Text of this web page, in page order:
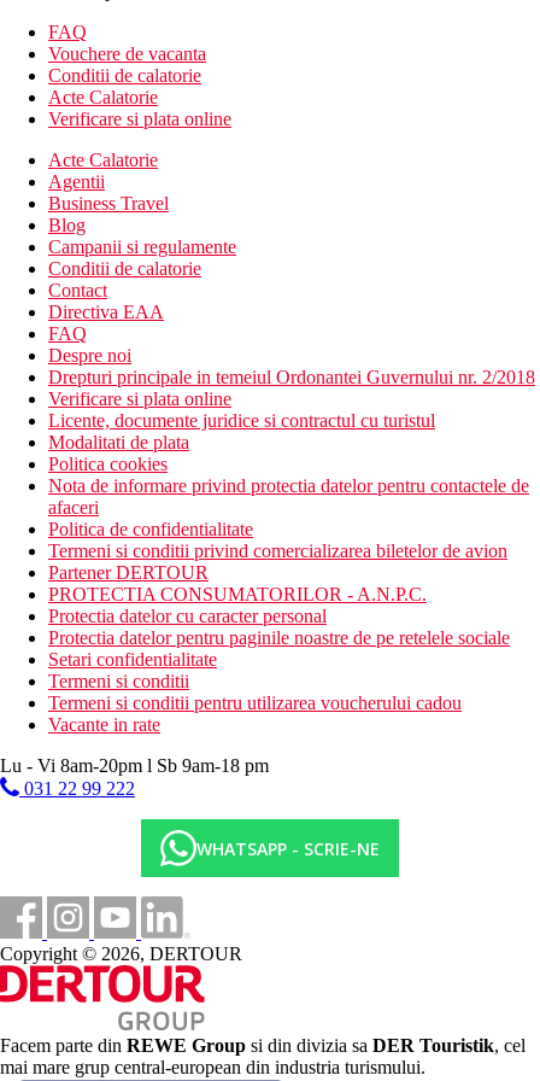
Hotelul dispune de:
hol de intrare cu receptie
125 de camere si apartamente
piscina de pe acoperis
Wellness
2 restaurante si baruri
sali de conferinte
Descrierea plajei
plaja publica este la aproximativ 10 km de hotel
Activitati sportive gratuite
fitness
Activitati sportive contra cost
masaje
tratamente de infrumusetare
Mese
Mic dejun:
mic dejun tip bufet sau meniu
Demipensiune plus:
mic dejun si cina tip bufet sau meniu fix
Pensiune completa plus:
mic dejun, pranz si cina tip bufet sau meniu fix
All Inclusive:
mic dejun, pranz si cina tip bufet sau meniu fix
bauturi alcoolice si nealcoolice
Categoria oficiala
4 stele
Nota
Sfera si calitatea serviciilor si activitatilor mentionate mai sus pot
fi afectate de introducerea unor posibile masuri de igiena sau
antiepidemie in destinatia data.
https://www.rotana.com/rotanahotelandresorts/
Distanţe
1 km
Magazine
3 km
FAQ
Vouchere de vacanta
Conditii de calatorie
Acte Calatorie
Verificare si plata online
Acte Calatorie
Agentii
Business Travel
Blog
Campanii si regulamente
Conditii de calatorie
Contact
Directiva EAA
FAQ
Despre noi
Drepturi principale in temeiul Ordonantei Guvernului nr. 2/2018
Verificare si plata online
Licente, documente juridice si contractul cu turistul
Modalitati de plata
Politica cookies
Nota de informare privind protectia datelor pentru contactele de
afaceri
Politica de confidentialitate
Termeni si conditii privind comercializarea biletelor de avion
Partener DERTOUR
PROTECTIA CONSUMATORILOR - A.N.P.C.
Protectia datelor cu caracter personal
Protectia datelor pentru paginile noastre de pe retelele sociale
Setari confidentialitate
Termeni si conditii
Termeni si conditii pentru utilizarea voucherului cadou
Vacante in rate
Lu - Vi 8am-20pm l Sb 9am-18 pm
031 22 99 222
WHATSAPP - SCRIE-NE
Copyright © 2026, DERTOUR
Facem parte din REWE Group si din divizia sa DER Touristik, cel
mai mare grup central-european din industria turismului.